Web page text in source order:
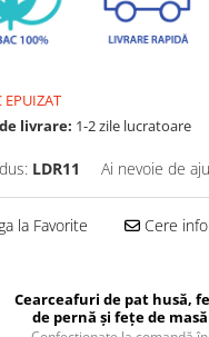
EPUIZAT
livrare: 1-2 zile lucratoare
LDR11 Ai nevoie de
la Favorite Cere
Cearceafuri de pat husă,
de pernă și fețe de masă